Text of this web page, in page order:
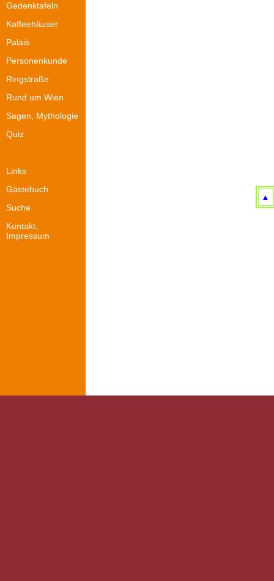
Gedenktafeln
Kaffeehäuser
Palais
Personenkunde
Ringstraße
Rund um Wien
Sagen, Mythologie
Quiz
Links
Gästebuch
Suche
Kontakt,
Impressum
▲